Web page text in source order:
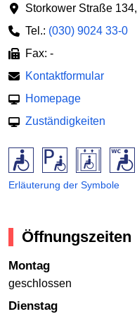
Storkower Straße 134,
Tel.: (030) 9024 33-0
Fax: -
Kontaktformular
Homepage
Zuständigkeiten
Erläuterung der Symbole
Öffnungszeiten
Montag
geschlossen
Dienstag